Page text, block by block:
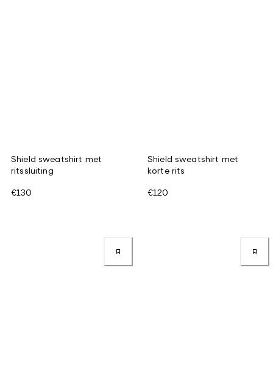
Shield sweatshirt met
ritssluiting
€130
Shield sweatshirt met
korte rits
€120